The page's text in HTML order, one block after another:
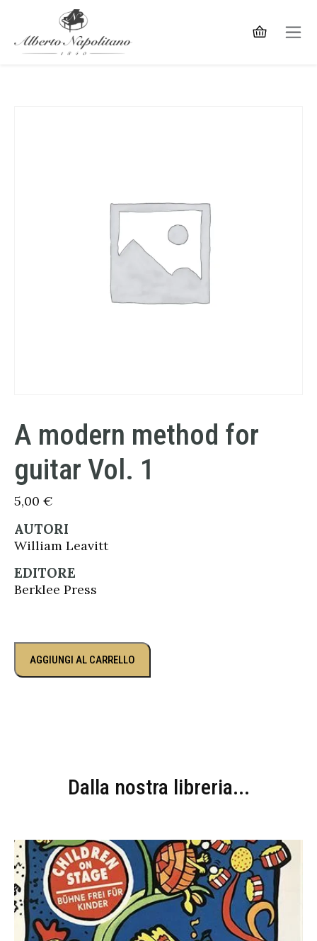
A modern method for
guitar Vol. 1
5,00 €
AUTORI
William Leavitt
EDITORE
Berklee Press
AGGIUNGI AL CARRELLO
Dalla nostra libreria...